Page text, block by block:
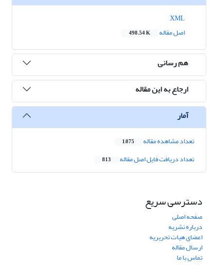
اصل مقاله
498.54 K
هم رسانی
ارجاع به این مقاله
آمار
تعداد مشاهده مقاله 1,075
تعداد دریافت فایل اصل مقاله 813
دسترسی سریع
صفحه اصلی
درباره نشریه
اعضای هیات تحریریه
ارسال مقاله
تماس با ما